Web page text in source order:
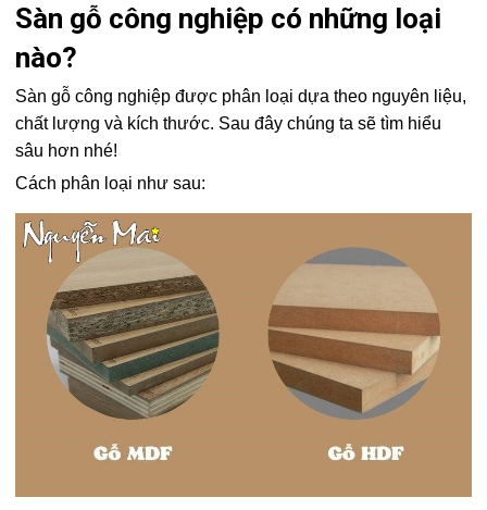
Sàn gỗ công nghiệp có những loại
nào?
Sàn gỗ công nghiệp được phân loại dựa theo nguyên liệu,
chất lượng và kích thước. Sau đây chúng ta sẽ tìm hiểu
sâu hơn nhé!
Cách phân loại như sau: